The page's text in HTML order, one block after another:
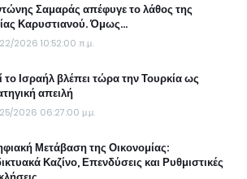
Σαμαράς απέφυγε το λάθος της
Καρυστιανού. Όμως...
2026 10:52:00 π.μ.
το Ισραήλ βλέπει τώρα την Τουρκία ως
απειλή
2026 06:27:00 μ.μ.
Μετάβαση της Οικονομίας:
Καζίνο, Επενδύσεις και Ρυθμιστικές